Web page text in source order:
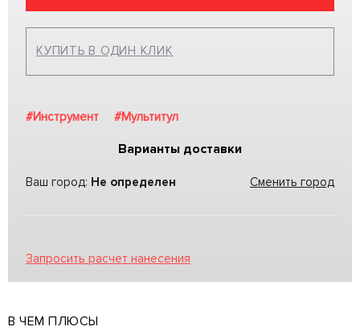
КУПИТЬ В ОДИН КЛИК
#Инструмент #Мультитул
Варианты доставки
Ваш город: Не определен Сменить город
Запросить расчет нанесения
В ЧЕМ ПЛЮСЫ